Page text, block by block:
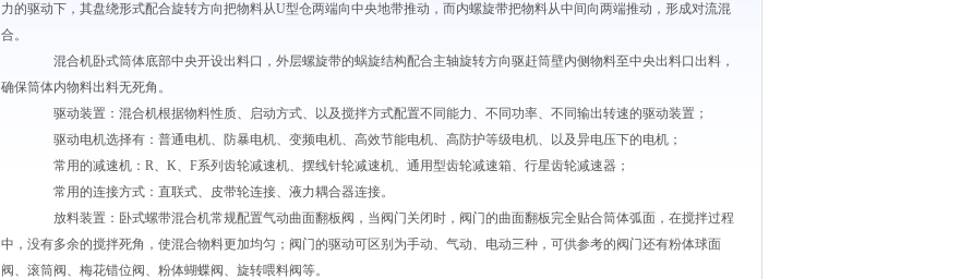
力的驱动下，其盘绕形式配合旋转方向把物料从U型仓两端向中央地带推动，而内螺旋带把物料从中间向两端推动，形成对流混
合。
混合机卧式筒体底部中央开设出料口，外层螺旋带的蜗旋结构配合主轴旋转方向驱赶筒壁内侧物料至中央出料口出料，
确保筒体内物料出料无死角。
驱动装置：混合机根据物料性质、启动方式、以及搅拌方式配置不同能力、不同功率、不同输出转速的驱动装置；
驱动电机选择有：普通电机、防暴电机、变频电机、高效节能电机、高防护等级电机、以及异电压下的电机；
常用的减速机：R、K、F系列齿轮减速机、摆线针轮减速机、通用型齿轮减速箱、行星齿轮减速器；
常用的连接方式：直联式、皮带轮连接、液力耦合器连接。
放料装置：卧式螺带混合机常规配置气动曲面翻板阀，当阀门关闭时，阀门的曲面翻板完全贴合筒体弧面，在搅拌过程
中，没有多余的搅拌死角，使混合物料更加均匀；阀门的驱动可区别为手动、气动、电动三种，可供参考的阀门还有粉体球面
阀、滚筒阀、梅花错位阀、粉体蝴蝶阀、旋转喂料阀等。